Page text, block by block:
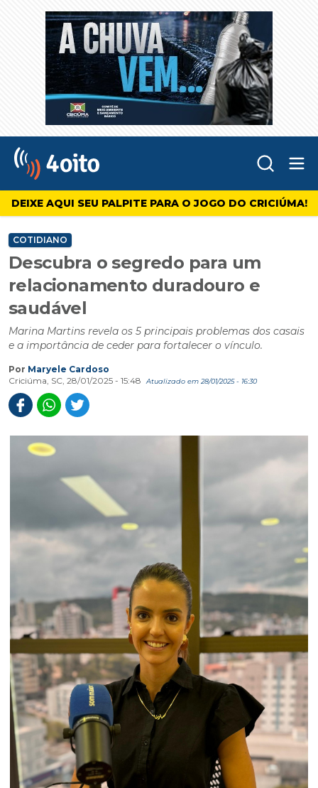
4oito
DEIXE AQUI SEU PALPITE PARA O JOGO DO CRICIÚMA!
COTIDIANO
Descubra o segredo para um
relacionamento duradouro e
saudável
Marina Martins revela os 5 principais problemas dos casais
e a importância de ceder para fortalecer o vínculo.
Por Maryele Cardoso
Criciúma, SC, 28/01/2025 - 15:48
Atualizado em 28/01/2025 - 16:30